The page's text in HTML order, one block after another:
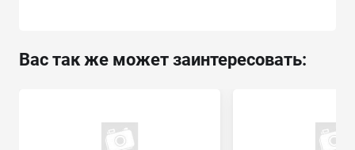
Вас так же может заинтересовать: